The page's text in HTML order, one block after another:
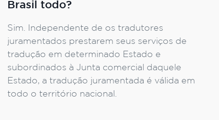
Brasil todo?
Sim. Independente de os tradutores
juramentados prestarem seus serviços de
tradução em determinado Estado e
subordinados à Junta comercial daquele
Estado, a tradução juramentada é válida em
todo o território nacional.